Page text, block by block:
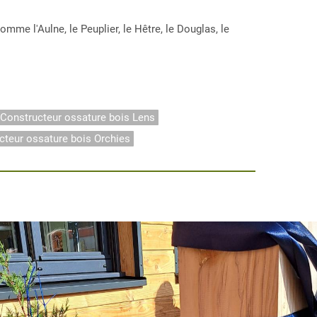
l'Aulne, le Peuplier, le Hêtre, le Douglas, le
Constructeur ossature bois Lens
ossature bois Orchies